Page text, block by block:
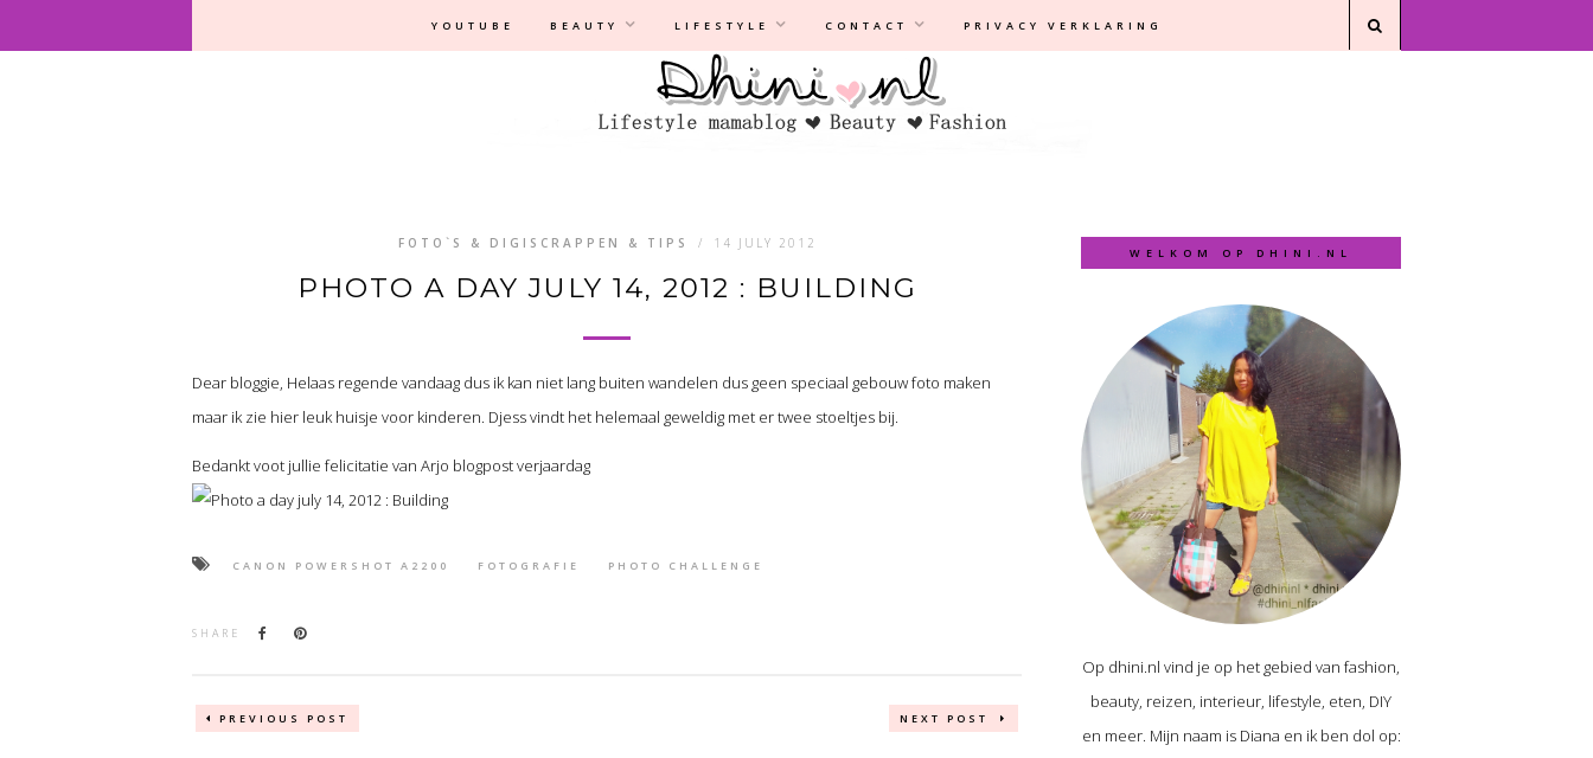
YOUTUBE BEAUTY LIFESTYLE CONTACT PRIVACY VERKLARING
Privacyverklaring |Disclaimer
FOTO`S & DIGISCRAPPEN & TIPS / 14 JULY 2012
PHOTO A DAY JULY 14, 2012 : BUILDING
Dear bloggie, Helaas regende vandaag dus ik kan niet lang buiten wandelen dus geen speciaal gebouw foto maken
maar ik zie hier leuk huisje voor kinderen. Djess vindt het helemaal geweldig met er twee stoeltjes bij.
Bedankt voot jullie felicitatie van Arjo blogpost verjaardag
CANON POWERSHOT A2200 FOTOGRAFIE PHOTO CHALLENGE
SHARE
PREVIOUS POST NEXT POST
WELKOM OP DHINI.NL
Op dhini.nl vind je op het gebied van fashion,
beauty, reizen, interieur, lifestyle, eten, DIY
en meer. Mijn naam is Diana en ik ben dol op: